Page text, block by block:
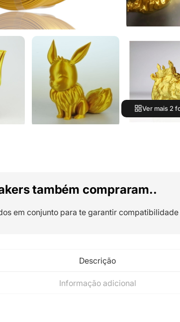
Ver mais 2
também compraram..
em conjunto para te garantir
Descrição
Informação adicional